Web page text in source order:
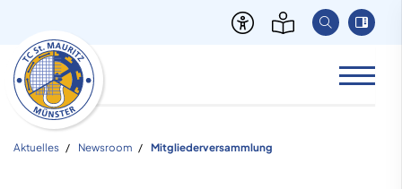
Aktuelles Newsroom Mitgliederversammlung